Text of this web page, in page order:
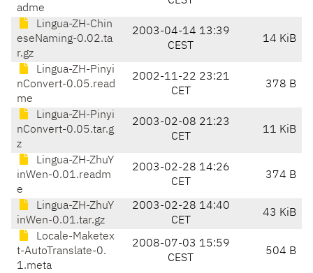
adme
Lingua-ZH-Chin
eseNaming-0.02.ta
r.gz
2003-04-14 13:39
CEST
14 KiB
Lingua-ZH-Pinyi
nConvert-0.05.read
me
2002-11-22 23:21
CET
378 B
Lingua-ZH-Pinyi
nConvert-0.05.tar.g
z
2003-02-08 21:23
CET
11 KiB
Lingua-ZH-ZhuY
inWen-0.01.readm
e
2003-02-28 14:26
CET
374 B
Lingua-ZH-ZhuY
inWen-0.01.tar.gz
2003-02-28 14:40
CET
43 KiB
Locale-Maketex
t-AutoTranslate-0.
1.meta
2008-07-03 15:59
CEST
504 B